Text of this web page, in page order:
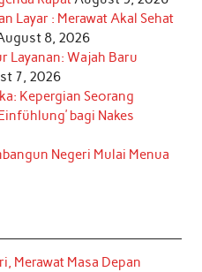
Layar : Merawat Akal Sehat
8, 2026
Layanan: Wajah Baru
7, 2026
Kepergian Seorang
bagi Nakes
Negeri Mulai Menua
Merawat Masa Depan